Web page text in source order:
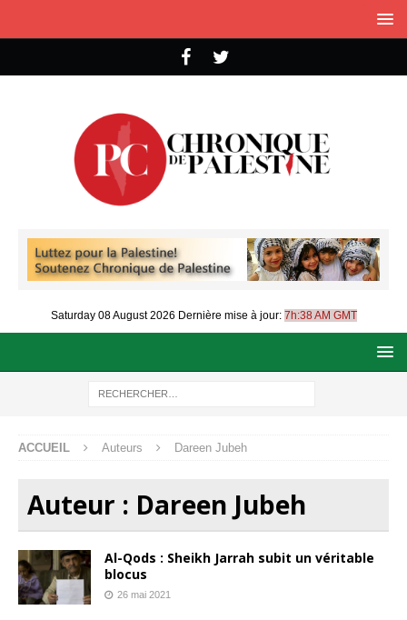
Saturday 08 August 2026 Dernière mise à jour: 7h:38 AM GMT
ACCUEIL Auteurs Dareen Jubeh
Auteur : Dareen Jubeh
Al-Qods : Sheikh Jarrah subit un véritable
blocus
26 mai 2021